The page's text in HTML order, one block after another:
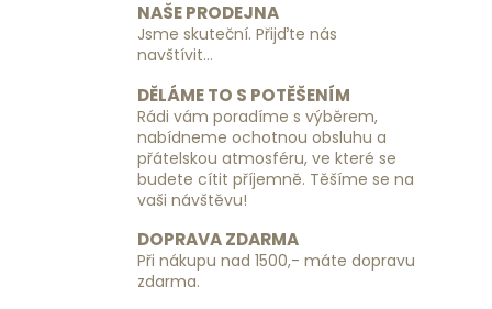
NAŠE PRODEJNA
Jsme skuteční. Přijďte nás
navštívit...
DĚLÁME TO S POTĚŠENÍM
Rádi vám poradíme s výběrem,
nabídneme ochotnou obsluhu a
přátelskou atmosféru, ve které se
budete cítit příjemně. Těšíme se na
vaši návštěvu!
DOPRAVA ZDARMA
Při nákupu nad 1500,- máte dopravu
zdarma.